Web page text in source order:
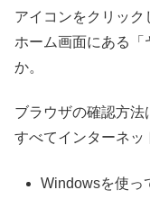
アイコンをクリック
ホーム画面にある「
か。
ブラウザの確認方法
すべてインターネッ
Windowsを使っ